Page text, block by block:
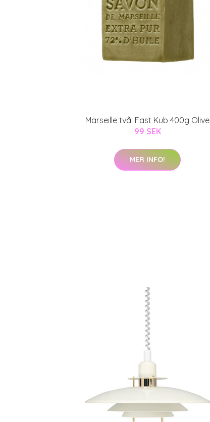
Marseille tvål Fast Kub 400g Olive
99 SEK
MER INFO!